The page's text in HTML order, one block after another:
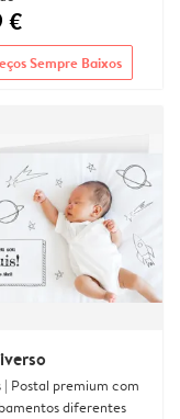
€
Sempre Baixos
| Postal premium com
diferentes